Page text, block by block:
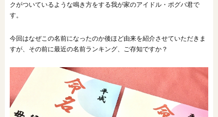
販売中の物件
土地情報
クがついているような鳴き方をする我が家のアイドル・ポグバ君で
す。
今回はなぜこの名前になったのか後ほど由来を紹介させていただきま
すが、その前に最近の名前ランキング、ご存知ですか？